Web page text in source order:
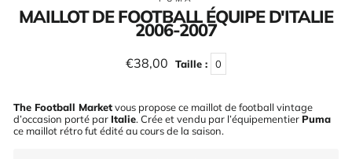
MAILLOT DE FOOTBALL ÉQUIPE D'ITALIE
2006-2007
Prix
régulier
€38,00 Taille : 0
The Football Marketvous propose ce maillot de football vintage
d’occasion porté par Italie. Crée et vendu par l’équipementier Puma
ce maillot rétro fut édité au cours de la saison.